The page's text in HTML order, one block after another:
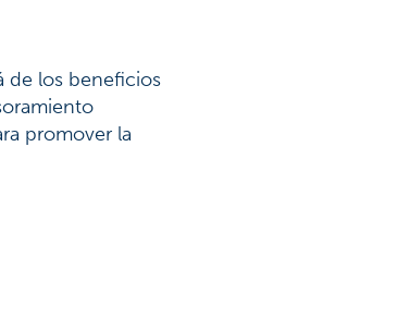
de los beneficios
promover la